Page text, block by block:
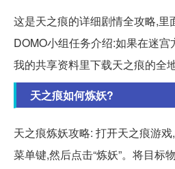
这是天之痕的详细剧情全攻略,里
DOMO小组任务介绍:如果在迷
我的共享资料里下载天之痕的全
天之痕如何炼妖?
天之痕炼妖攻略: 打开天之痕游
菜单键,然后点击“炼妖”。将目标